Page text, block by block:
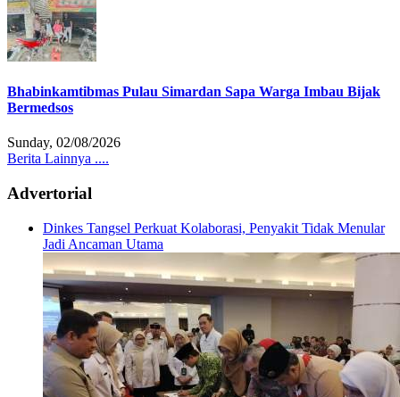
Bhabinkamtibmas Pulau Simardan Sapa Warga Imbau Bijak
Bermedsos
Sunday, 02/08/2026
Berita Lainnya ....
Advertorial
Dinkes Tangsel Perkuat Kolaborasi, Penyakit Tidak Menular
Jadi Ancaman Utama